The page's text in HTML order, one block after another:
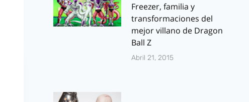
Freezer, familia y
transformaciones del
mejor villano de Dragon
Ball Z
Abril 21, 2015